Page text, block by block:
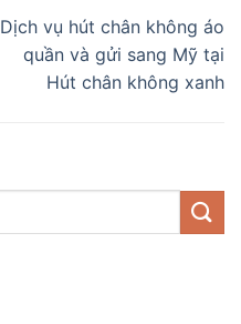
Dịch vụ hút chân không áo
quần và gửi sang Mỹ tại
Hút chân không xanh